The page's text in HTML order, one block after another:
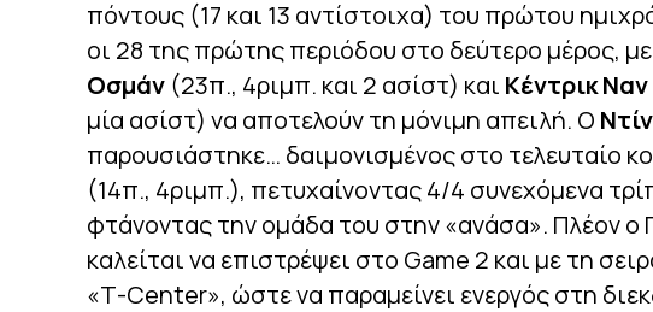
πόντους (17 και 13 αντίστοιχα) του πρώτου
οι 28 της πρώτης περιόδου στο δεύτερο μέρος,
Οσμάν (23π., 4ριμπ. και 2 ασίστ) και Κέντρικ Ναν
μία ασίστ) να αποτελούν τη μόνιμη απειλή. Ο
παρουσιάστηκε… δαιμονισμένος στο τελευταίο
(14π., 4ριμπ.), πετυχαίνοντας 4/4 συνεχόμενα
φτάνοντας την ομάδα του στην «ανάσα». Πλέον ο
καλείται να επιστρέψει στο Game 2 και με τη
«Τ-Center», ώστε να παραμείνει ενεργός στη